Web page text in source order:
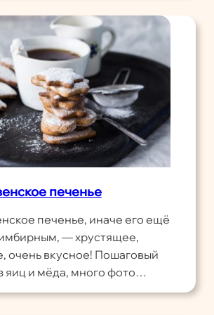
печенье
печенье, иначе его ещё
— хрустящее,
очень вкусное! Пошаговый
яиц и мёда, много фото…